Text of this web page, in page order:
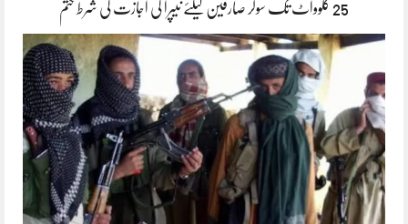
25 کلوواٹ تک سولر صارفین کیلئے نیپرا کی اجازت کی شرط ختم